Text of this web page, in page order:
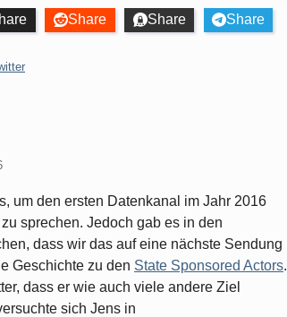
Share Share Share
um den ersten Datenkanal im Jahr 2016
sprechen. Jedoch gab es in den
dass wir das auf eine nächste Sendung
Geschichte zu den State Sponsored Actors.
dass er wie auch viele andere Ziel
sich Jens in